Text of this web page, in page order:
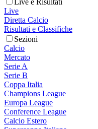
Live
Diretta Calcio
Risultati e Classifiche
Sezioni
Calcio
Mercato
Serie A
Serie B
Coppa Italia
Champions League
Europa League
Conference League
Calcio Estero